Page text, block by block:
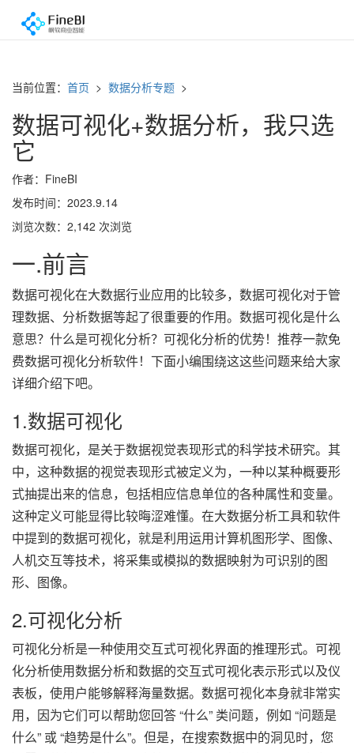
当前位置： 首页 > 数据分析专题 >
数据可视化+数据分析，我只选
它
作者：FineBI
发布时间：2023.9.14
浏览次数：2,142 次浏览
一.前言
数据可视化在大数据行业应用的比较多，数据可视化对于管
理数据、分析数据等起了很重要的作用。数据可视化是什么
意思？什么是可视化分析？可视化分析的优势！推荐一款免
费数据可视化分析软件！下面小编围绕这这些问题来给大家
详细介绍下吧。
1.数据可视化
数据可视化，是关于数据视觉表现形式的科学技术研究。其
中，这种数据的视觉表现形式被定义为，一种以某种概要形
式抽提出来的信息，包括相应信息单位的各种属性和变量。
这种定义可能显得比较晦涩难懂。在大数据分析工具和软件
中提到的数据可视化，就是利用运用计算机图形学、图像、
人机交互等技术，将采集或模拟的数据映射为可识别的图
形、图像。
2.可视化分析
可视化分析是一种使用交互式可视化界面的推理形式。可视
化分析使用数据分析和数据的交互式可视化表示形式以及仪
表板， 使用户能够解释海量数据。数据可视化本身就非常实
用，因为它们可以帮助您回答 “什么” 类问题，例如 “问题是
什么” 或 “趋势是什么”。但是，在搜索数据中的洞见时，您